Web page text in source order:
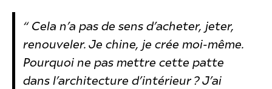
“ Cela n’a pas de sens d’acheter, jeter,
renouveler. Je chine, je crée moi-même.
Pourquoi ne pas mettre cette patte
dans l’architecture d’intérieur ? J’ai